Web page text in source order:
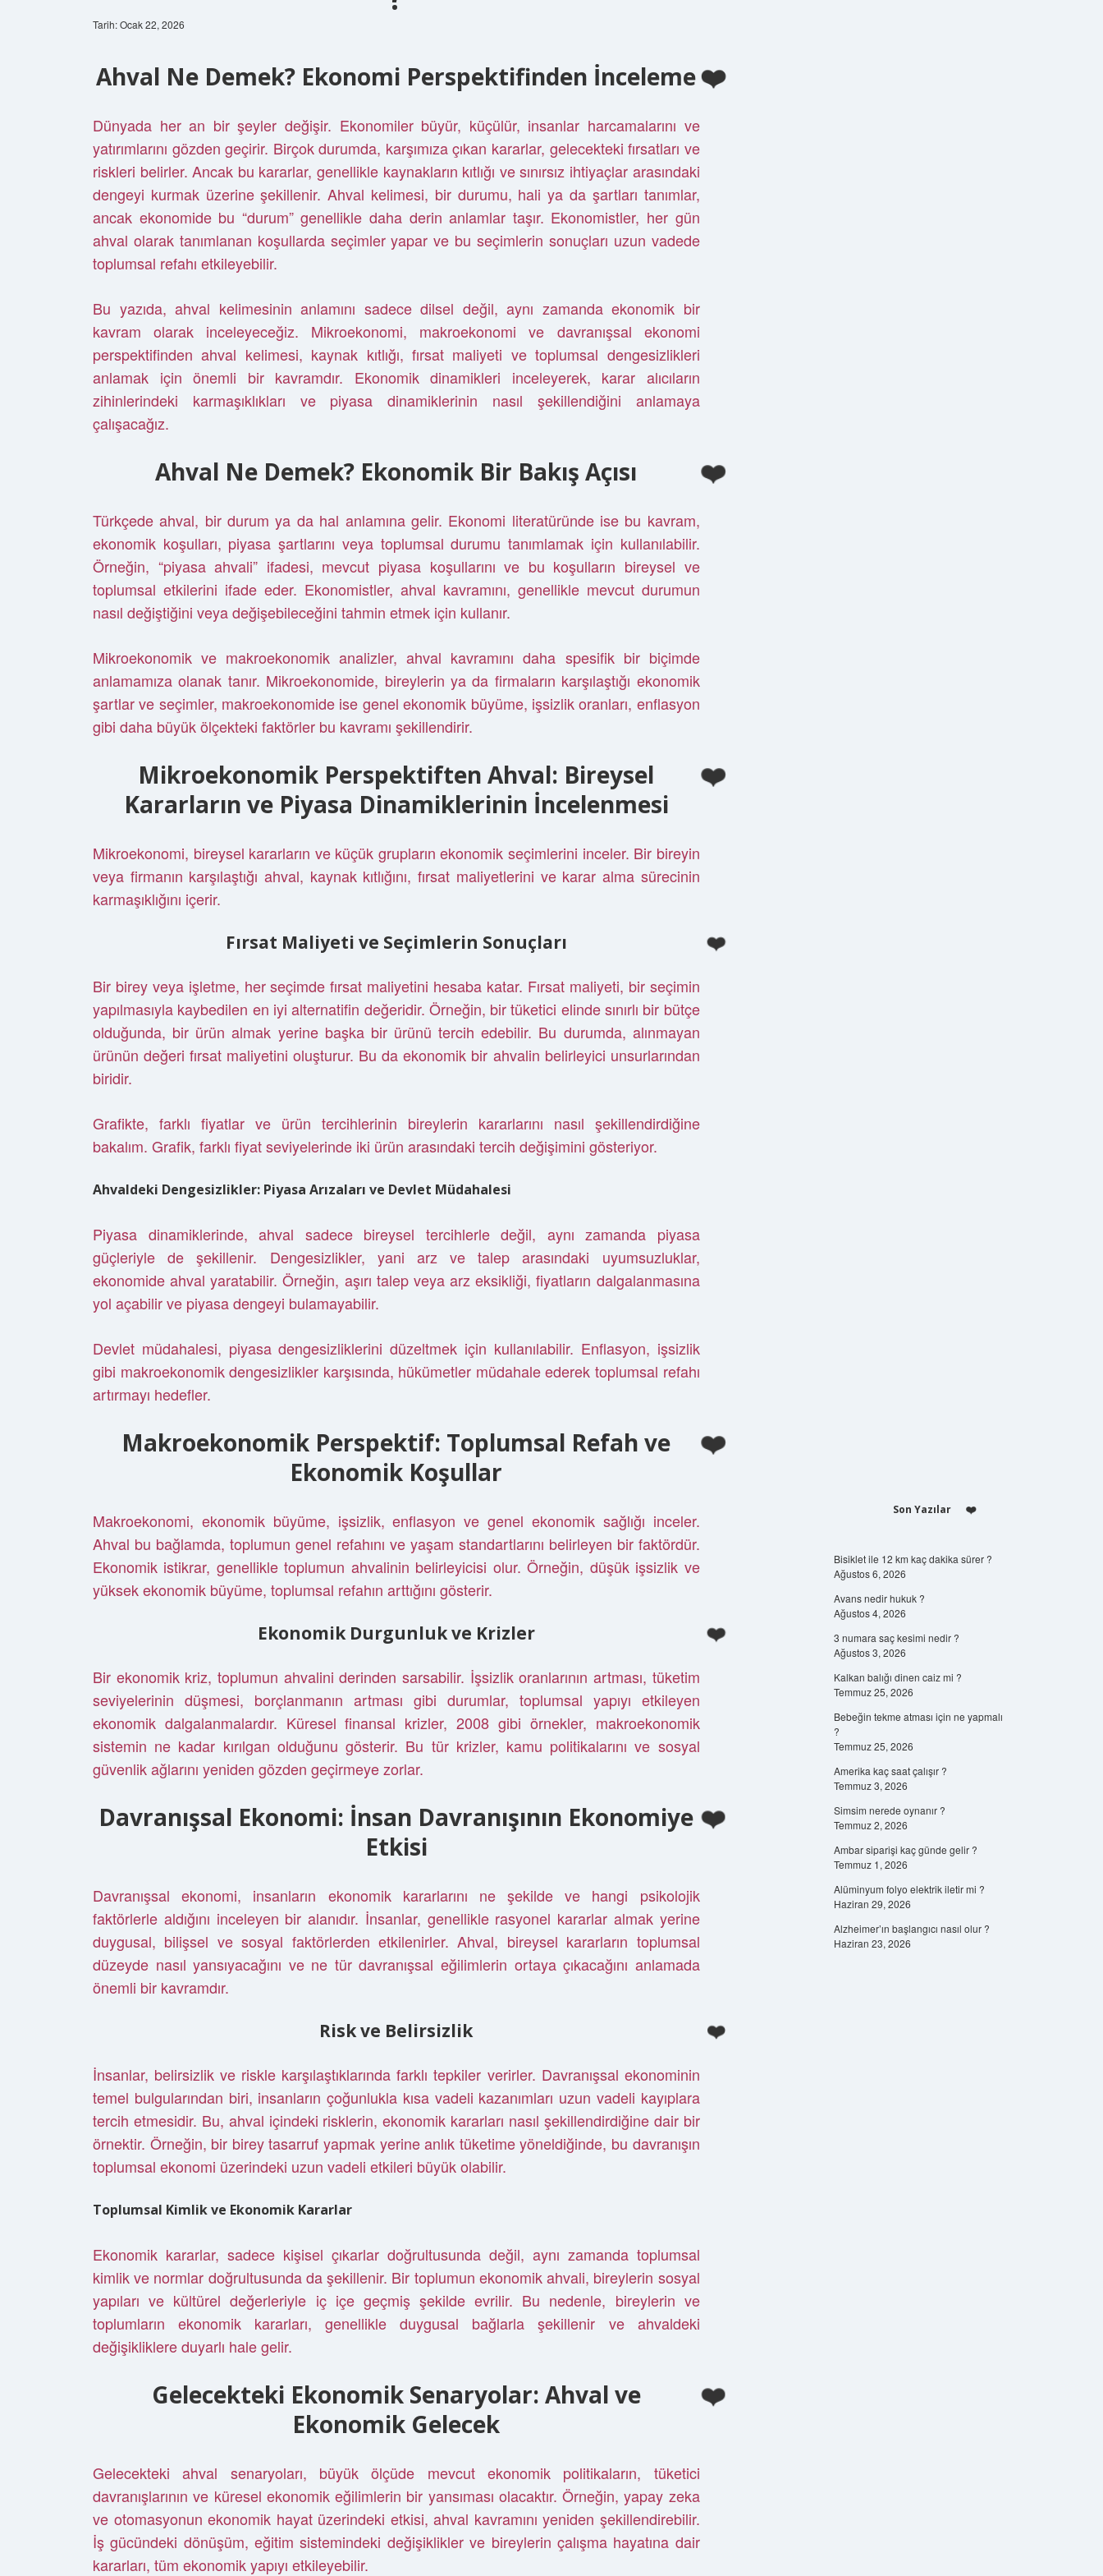
Tarih: Ocak 22, 2026
Ahval Ne Demek? Ekonomi Perspektifinden İnceleme
Dünyada her an bir şeyler değişir. Ekonomiler büyür, küçülür, insanlar harcamalarını ve
yatırımlarını gözden geçirir. Birçok durumda, karşımıza çıkan kararlar, gelecekteki fırsatları ve
riskleri belirler. Ancak bu kararlar, genellikle kaynakların kıtlığı ve sınırsız ihtiyaçlar arasındaki
dengeyi kurmak üzerine şekillenir. Ahval kelimesi, bir durumu, hali ya da şartları tanımlar,
ancak ekonomide bu “durum” genellikle daha derin anlamlar taşır. Ekonomistler, her gün
ahval olarak tanımlanan koşullarda seçimler yapar ve bu seçimlerin sonuçları uzun vadede
toplumsal refahı etkileyebilir.
Bu yazıda, ahval kelimesinin anlamını sadece dilsel değil, aynı zamanda ekonomik bir
kavram olarak inceleyeceğiz. Mikroekonomi, makroekonomi ve davranışsal ekonomi
perspektifinden ahval kelimesi, kaynak kıtlığı, fırsat maliyeti ve toplumsal dengesizlikleri
anlamak için önemli bir kavramdır. Ekonomik dinamikleri inceleyerek, karar alıcıların
zihinlerindeki karmaşıklıkları ve piyasa dinamiklerinin nasıl şekillendiğini anlamaya
çalışacağız.
Ahval Ne Demek? Ekonomik Bir Bakış Açısı
Türkçede ahval, bir durum ya da hal anlamına gelir. Ekonomi literatüründe ise bu kavram,
ekonomik koşulları, piyasa şartlarını veya toplumsal durumu tanımlamak için kullanılabilir.
Örneğin, “piyasa ahvali” ifadesi, mevcut piyasa koşullarını ve bu koşulların bireysel ve
toplumsal etkilerini ifade eder. Ekonomistler, ahval kavramını, genellikle mevcut durumun
nasıl değiştiğini veya değişebileceğini tahmin etmek için kullanır.
Mikroekonomik ve makroekonomik analizler, ahval kavramını daha spesifik bir biçimde
anlamamıza olanak tanır. Mikroekonomide, bireylerin ya da firmaların karşılaştığı ekonomik
şartlar ve seçimler, makroekonomide ise genel ekonomik büyüme, işsizlik oranları, enflasyon
gibi daha büyük ölçekteki faktörler bu kavramı şekillendirir.
Mikroekonomik Perspektiften Ahval: Bireysel
Kararların ve Piyasa Dinamiklerinin İncelenmesi
Mikroekonomi, bireysel kararların ve küçük grupların ekonomik seçimlerini inceler. Bir bireyin
veya firmanın karşılaştığı ahval, kaynak kıtlığını, fırsat maliyetlerini ve karar alma sürecinin
karmaşıklığını içerir.
Fırsat Maliyeti ve Seçimlerin Sonuçları
Bir birey veya işletme, her seçimde fırsat maliyetini hesaba katar. Fırsat maliyeti, bir seçimin
yapılmasıyla kaybedilen en iyi alternatifin değeridir. Örneğin, bir tüketici elinde sınırlı bir bütçe
olduğunda, bir ürün almak yerine başka bir ürünü tercih edebilir. Bu durumda, alınmayan
ürünün değeri fırsat maliyetini oluşturur. Bu da ekonomik bir ahvalin belirleyici unsurlarından
biridir.
Grafikte, farklı fiyatlar ve ürün tercihlerinin bireylerin kararlarını nasıl şekillendirdiğine
bakalım. Grafik, farklı fiyat seviyelerinde iki ürün arasındaki tercih değişimini gösteriyor.
Ahvaldeki Dengesizlikler: Piyasa Arızaları ve Devlet Müdahalesi
Piyasa dinamiklerinde, ahval sadece bireysel tercihlerle değil, aynı zamanda piyasa
güçleriyle de şekillenir. Dengesizlikler, yani arz ve talep arasındaki uyumsuzluklar,
ekonomide ahval yaratabilir. Örneğin, aşırı talep veya arz eksikliği, fiyatların dalgalanmasına
yol açabilir ve piyasa dengeyi bulamayabilir.
Devlet müdahalesi, piyasa dengesizliklerini düzeltmek için kullanılabilir. Enflasyon, işsizlik
gibi makroekonomik dengesizlikler karşısında, hükümetler müdahale ederek toplumsal refahı
artırmayı hedefler.
Makroekonomik Perspektif: Toplumsal Refah ve
Ekonomik Koşullar
Makroekonomi, ekonomik büyüme, işsizlik, enflasyon ve genel ekonomik sağlığı inceler.
Ahval bu bağlamda, toplumun genel refahını ve yaşam standartlarını belirleyen bir faktördür.
Ekonomik istikrar, genellikle toplumun ahvalinin belirleyicisi olur. Örneğin, düşük işsizlik ve
yüksek ekonomik büyüme, toplumsal refahın arttığını gösterir.
Ekonomik Durgunluk ve Krizler
Bir ekonomik kriz, toplumun ahvalini derinden sarsabilir. İşsizlik oranlarının artması, tüketim
seviyelerinin düşmesi, borçlanmanın artması gibi durumlar, toplumsal yapıyı etkileyen
ekonomik dalgalanmalardır. Küresel finansal krizler, 2008 gibi örnekler, makroekonomik
sistemin ne kadar kırılgan olduğunu gösterir. Bu tür krizler, kamu politikalarını ve sosyal
güvenlik ağlarını yeniden gözden geçirmeye zorlar.
Davranışsal Ekonomi: İnsan Davranışının Ekonomiye
Etkisi
Davranışsal ekonomi, insanların ekonomik kararlarını ne şekilde ve hangi psikolojik
faktörlerle aldığını inceleyen bir alanıdır. İnsanlar, genellikle rasyonel kararlar almak yerine
duygusal, bilişsel ve sosyal faktörlerden etkilenirler. Ahval, bireysel kararların toplumsal
düzeyde nasıl yansıyacağını ve ne tür davranışsal eğilimlerin ortaya çıkacağını anlamada
önemli bir kavramdır.
Risk ve Belirsizlik
İnsanlar, belirsizlik ve riskle karşılaştıklarında farklı tepkiler verirler. Davranışsal ekonominin
temel bulgularından biri, insanların çoğunlukla kısa vadeli kazanımları uzun vadeli kayıplara
tercih etmesidir. Bu, ahval içindeki risklerin, ekonomik kararları nasıl şekillendirdiğine dair bir
örnektir. Örneğin, bir birey tasarruf yapmak yerine anlık tüketime yöneldiğinde, bu davranışın
toplumsal ekonomi üzerindeki uzun vadeli etkileri büyük olabilir.
Toplumsal Kimlik ve Ekonomik Kararlar
Ekonomik kararlar, sadece kişisel çıkarlar doğrultusunda değil, aynı zamanda toplumsal
kimlik ve normlar doğrultusunda da şekillenir. Bir toplumun ekonomik ahvali, bireylerin sosyal
yapıları ve kültürel değerleriyle iç içe geçmiş şekilde evrilir. Bu nedenle, bireylerin ve
toplumların ekonomik kararları, genellikle duygusal bağlarla şekillenir ve ahvaldeki
değişikliklere duyarlı hale gelir.
Gelecekteki Ekonomik Senaryolar: Ahval ve
Ekonomik Gelecek
Gelecekteki ahval senaryoları, büyük ölçüde mevcut ekonomik politikaların, tüketici
davranışlarının ve küresel ekonomik eğilimlerin bir yansıması olacaktır. Örneğin, yapay zeka
ve otomasyonun ekonomik hayat üzerindeki etkisi, ahval kavramını yeniden şekillendirebilir.
İş gücündeki dönüşüm, eğitim sistemindeki değişiklikler ve bireylerin çalışma hayatına dair
kararları, tüm ekonomik yapıyı etkileyebilir.
Son Yazılar
Bisiklet ile 12 km kaç dakika sürer ?
Ağustos 6, 2026
Avans nedir hukuk ?
Ağustos 4, 2026
3 numara saç kesimi nedir ?
Ağustos 3, 2026
Kalkan balığı dinen caiz mi ?
Temmuz 25, 2026
Bebeğin tekme atması için ne yapmalı
?
Temmuz 25, 2026
Amerika kaç saat çalışır ?
Temmuz 3, 2026
Simsim nerede oynanır ?
Temmuz 2, 2026
Ambar siparişi kaç günde gelir ?
Temmuz 1, 2026
Alüminyum folyo elektrik iletir mi ?
Haziran 29, 2026
Alzheimer’ın başlangıcı nasıl olur ?
Haziran 23, 2026